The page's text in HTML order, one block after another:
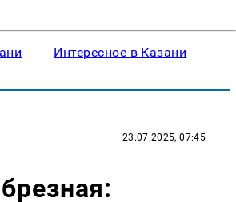
Интересное в Казани
23.07.2025, 07:45